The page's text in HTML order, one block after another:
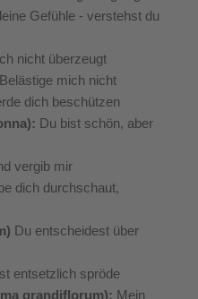
Gefühle - verstehst du
nicht überzeugt
mich nicht
dich beschützen
Du bist schön, aber
vergib mir
dich durchschaut,
Du entscheidest über
entsetzlich spröde
grandiflorum): Mein